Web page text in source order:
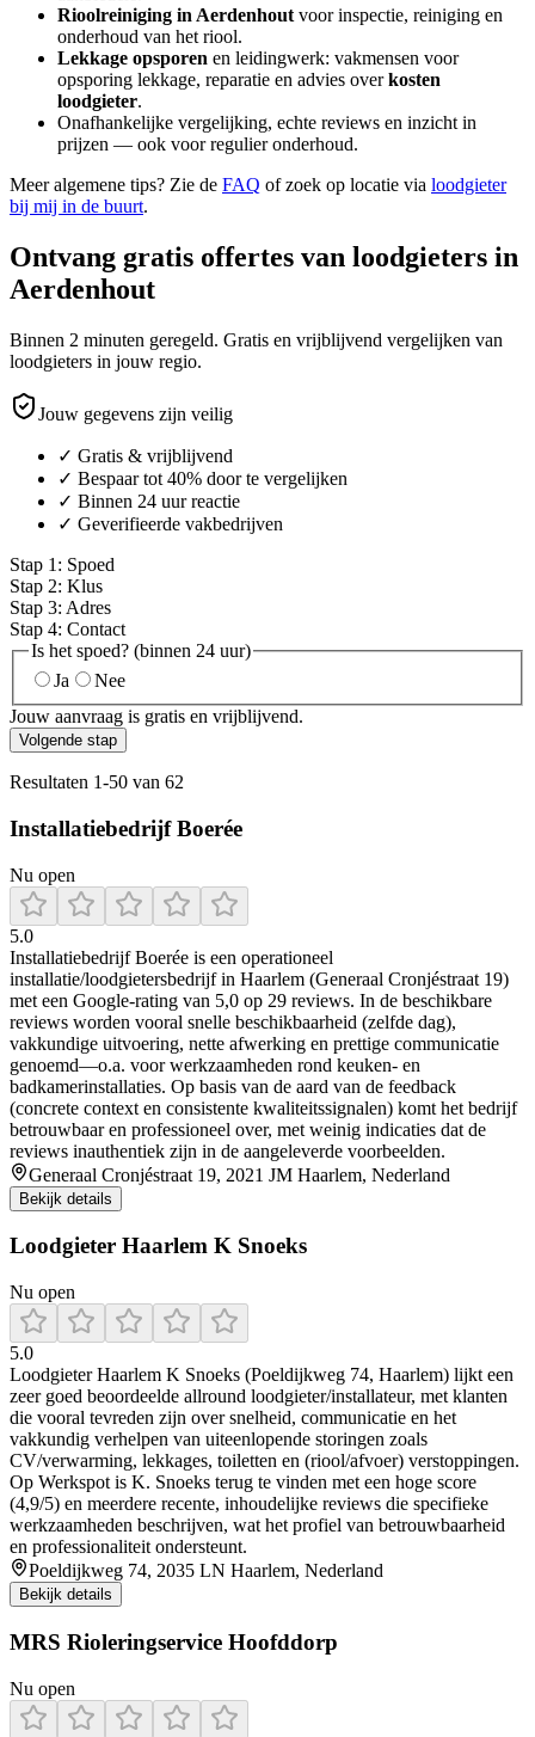
Rioolreiniging in Aerdenhout voor inspectie, reiniging en
onderhoud van het riool.
Lekkage opsporen en leidingwerk: vakmensen voor
opsporing lekkage, reparatie en advies overkosten
loodgieter.
Onafhankelijke vergelijking, echte reviews en inzicht in
prijzen — ook voor regulier onderhoud.
Meer algemene tips? Zie de FAQ of zoek op locatie via loodgieter
bij mij in de buurt.
Ontvang gratis offertes van loodgieters in
Aerdenhout
Binnen 2 minuten geregeld. Gratis en vrijblijvend vergelijken van
loodgieters in jouw regio.
Jouw gegevens zijn veilig
✓ Gratis & vrijblijvend
✓ Bespaar tot 40% door te vergelijken
✓ Binnen 24 uur reactie
✓ Geverifieerde vakbedrijven
Stap 1 : Spoed
Stap 2: Klus
Stap 3: Adres
Stap 4: Contact
Is het spoed? (binnen 24 uur)
Ja
Nee
Jouw aanvraag is gratis en vrijblijvend.
Volgende stap
Resultaten 1-50 van 62
Installatiebedrijf Boerée
Nu open
5.0
Installatiebedrijf Boerée is een operationeel
installatie/loodgietersbedrijf in Haarlem (Generaal Cronjéstraat 19)
met een Google-rating van 5,0 op 29 reviews. In de beschikbare
reviews worden vooral snelle beschikbaarheid (zelfde dag),
vakkundige uitvoering, nette afwerking en prettige communicatie
genoemd—o.a. voor werkzaamheden rond keuken- en
badkamerinstallaties. Op basis van de aard van de feedback
(concrete context en consistente kwaliteitssignalen) komt het bedrijf
betrouwbaar en professioneel over, met weinig indicaties dat de
reviews inauthentiek zijn in de aangeleverde voorbeelden.
Generaal Cronjéstraat 19, 2021 JM Haarlem, Nederland
Bekijk details
Loodgieter Haarlem K Snoeks
Nu open
5.0
Loodgieter Haarlem K Snoeks (Poeldijkweg 74, Haarlem) lijkt een
zeer goed beoordeelde allround loodgieter/installateur, met klanten
die vooral tevreden zijn over snelheid, communicatie en het
vakkundig verhelpen van uiteenlopende storingen zoals
CV/verwarming, lekkages, toiletten en (riool/afvoer) verstoppingen.
Op Werkspot is K. Snoeks terug te vinden met een hoge score
(4,9/5) en meerdere recente, inhoudelijke reviews die specifieke
werkzaamheden beschrijven, wat het profiel van betrouwbaarheid
en professionaliteit ondersteunt.
Poeldijkweg 74, 2035 LN Haarlem, Nederland
Bekijk details
MRS Rioleringservice Hoofddorp
Nu open